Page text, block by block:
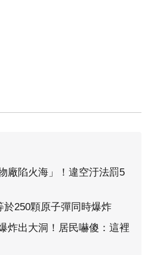
廠陷火海」！違空汙法罰5
於250顆原子彈同時爆炸
炸出大洞！居民嚇傻：這裡